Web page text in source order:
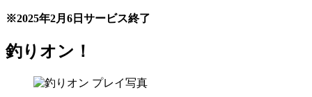
※2025年2月6日サービス終了
釣りオン！